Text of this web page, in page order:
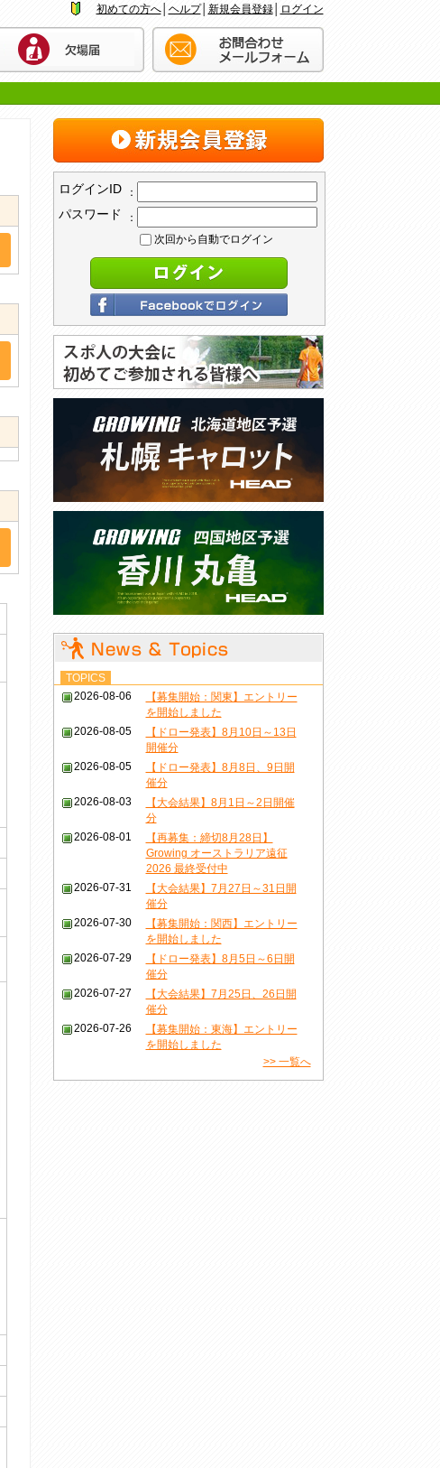
初めての方へ│ ヘルプ│ 新規会員登録│
ログイン
ログインID ：
パスワード
：
次回から自動でログイン
TOPICS
2026-08-06
【募集開始：関東】エントリー
を開始しました
2026-08-05
【ドロー発表】8月10日～13日
開催分
2026-08-05
【ドロー発表】8月8日、9日開
催分
2026-08-03
【大会結果】8月1日～2日開催
分
2026-08-01
【再募集：締切8月28日】
Growing オーストラリア遠征
2026 最終受付中
2026-07-31
【大会結果】7月27日～31日開
催分
2026-07-30
【募集開始：関西】エントリー
を開始しました
2026-07-29
【ドロー発表】8月5日～6日開
催分
2026-07-27
【大会結果】7月25日、26日開
催分
2026-07-26
【募集開始：東海】エントリー
を開始しました
>> 一覧へ